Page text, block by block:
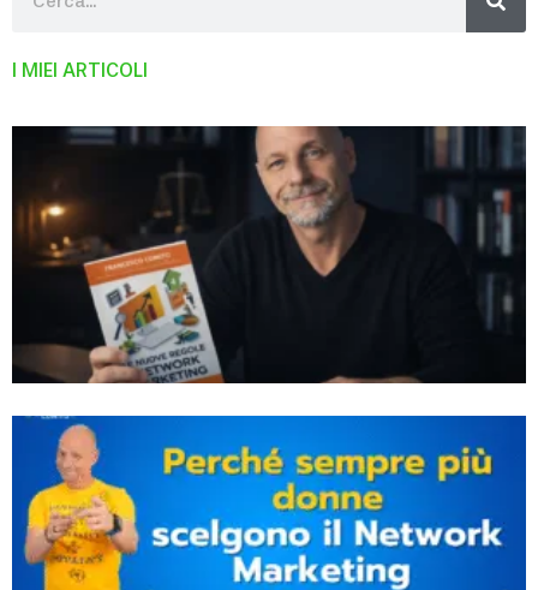
I MIEI ARTICOLI